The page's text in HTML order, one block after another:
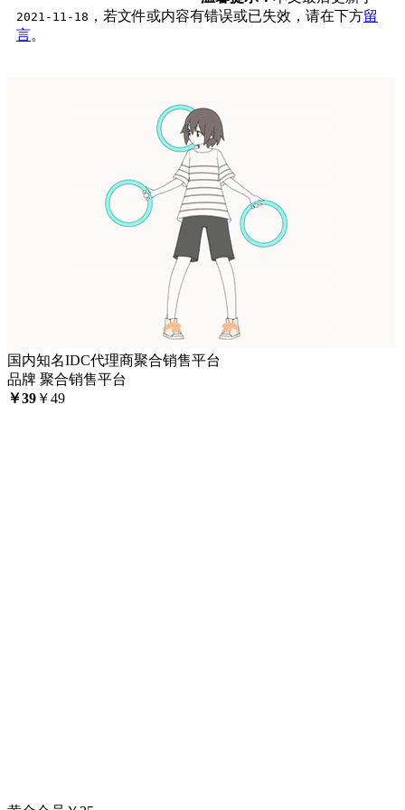
2021-11-18 ，若文件或内容有错误或已失效，请在下方留
言。
国内知名IDC代理商聚合销售平台
品牌 聚合销售平台
￥39 ￥49